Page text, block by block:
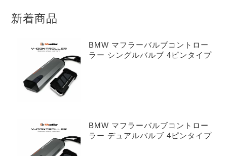
新着商品
BMW マフラーバルブコントロー
ラー シングルバルブ 4ピンタイプ
BMW マフラーバルブコントロー
ラー デュアルバルブ 4ピンタイプ